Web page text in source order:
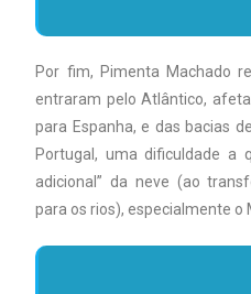
Por fim, Pimenta Machado
entraram pelo Atlântico,
para Espanha, e das bacias
Portugal, uma dificuldade a
adicional” da neve (ao
para os rios), especialmente o